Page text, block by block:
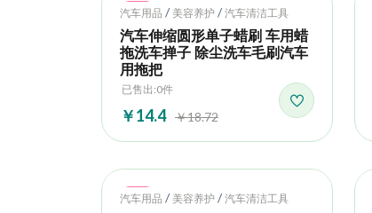
Hot
汽车用品 / 美容养护 / 汽车清洁工具
汽车伸缩圆形单子蜡刷 车用蜡
拖洗车掸子 除尘洗车毛刷汽车
用拖把
已售出:0件
￥14.4 ￥18.72
Hot
汽车用品 / 美容养护 / 汽车清洁工具